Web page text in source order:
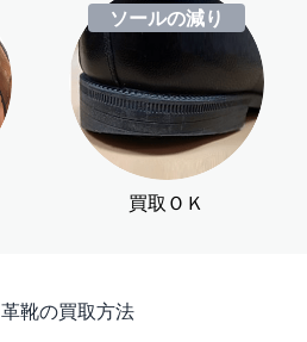
ソールの減り
買取ＯＫ
革靴の買取方法